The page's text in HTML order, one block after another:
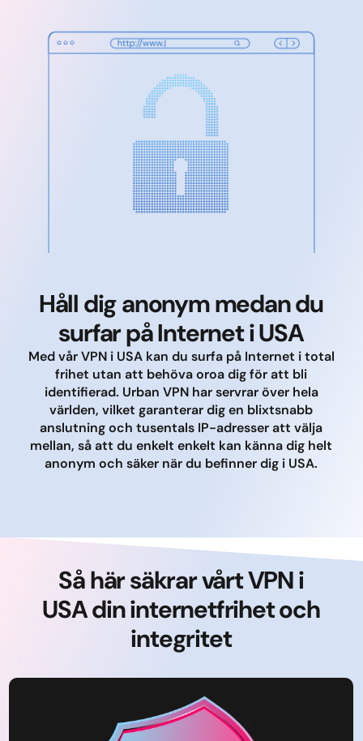
Håll dig anonym medan du
surfar på Internet i USA
Med vår VPN i USA kan du surfa på Internet i total
frihet utan att behöva oroa dig för att bli
identifierad. Urban VPN har servrar över hela
världen, vilket garanterar dig en blixtsnabb
anslutning och tusentals IP-adresser att välja
mellan, så att du enkelt enkelt kan känna dig helt
anonym och säker när du befinner dig i USA.
Så här säkrar vårt VPN i
USA din internetfrihet och
integritet